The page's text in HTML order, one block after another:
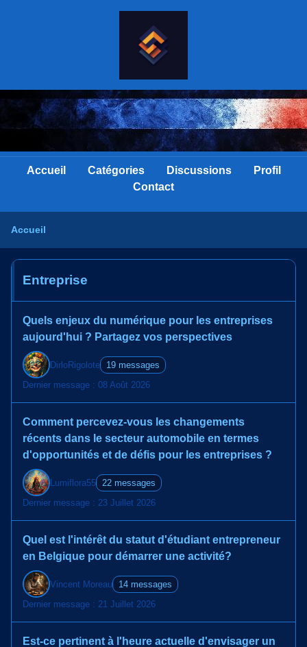
Accueil Catégories Discussions
Profil
Contact
Accueil
Entreprise
Quels enjeux du numérique pour les entreprises
aujourd'hui ? Partagez vos perspectives
DirloRigolote
19 messages
Dernier message : 08 Août 2026
Comment percevez-vous les changements
récents dans le secteur automobile en termes
d'opportunités et de défis pour les entreprises ?
Lumiflora55
22 messages
Dernier message : 23 Juillet 2026
Quel est l'intérêt du statut d'étudiant entrepreneur
en Belgique pour démarrer une activité?
Vincent Moreau
14 messages
Dernier message : 21 Juillet 2026
Est-ce pertinent à l'heure actuelle d'envisager un